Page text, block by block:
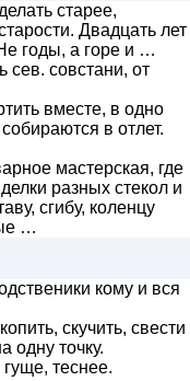
старее,
Двадцать лет
годы, а горе и …
сев. совстани, от
вместе, в одно
в отлет.
мастерская, где
разных стекол и
сгибу, коленцу
…
кому и вся
скучить, свести
одну точку.
теснее.